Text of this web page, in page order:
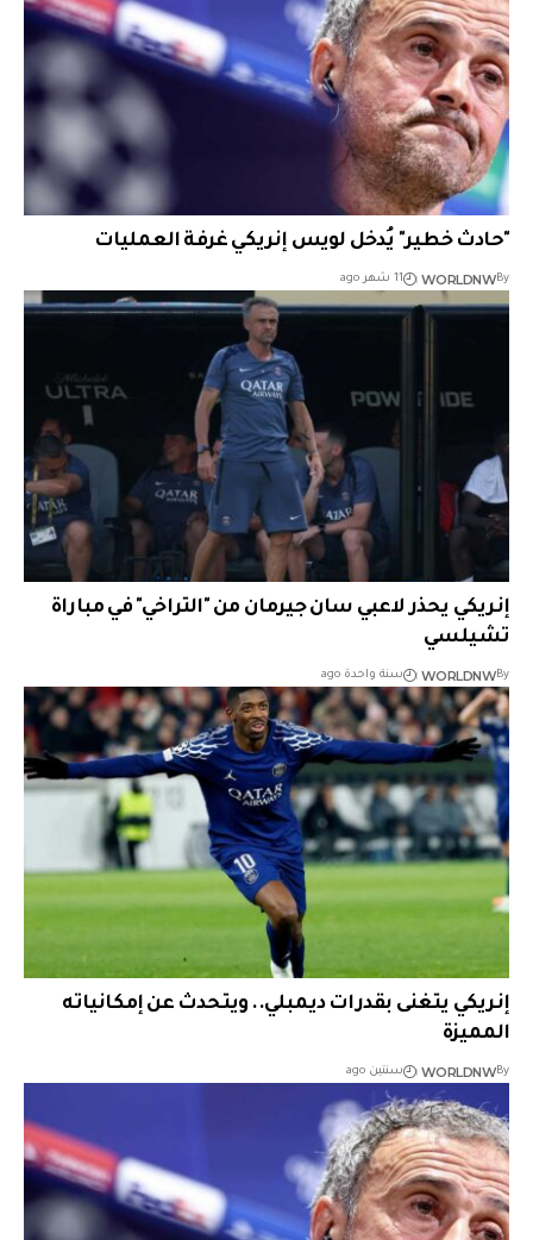
"حادث خطير" يُدخل لويس إنريكي غرفة العمليات
By
WORLDNW 11 شهر ago
إنريكي يحذر لاعبي سان جيرمان من "التراخي" في مباراة
تشيلسي
By
WORLDNW سنة واحدة ago
إنريكي يتغنى بقدرات ديمبلي.. ويتحدث عن إمكانياته
المميزة
By
WORLDNW سنتين ago